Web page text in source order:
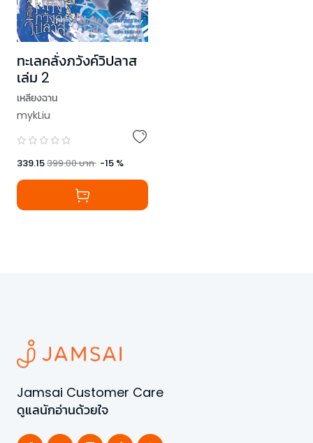
ทะเลคลั่งภวังค์วิปลาส
เล่ม 2
เหลียงฉาน
mykLiu
339.15399.00บาท -15 %
Jamsai Customer Care
ดูแลนักอ่านด้วยใจ